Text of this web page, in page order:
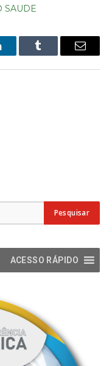
SAUDE
Tumblr
E-
ACESSO RÁPIDO